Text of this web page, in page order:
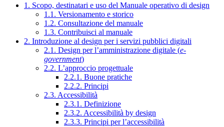
1. Scopo, destinatari e uso del Manuale operativo di design
1.1. Versionamento e storico
1.2. Consultazione del manuale
1.3. Contribuisci al manuale
2. Introduzione al design per i servizi pubblici digitali
2.1. Design per l’amministrazione digitale (e-
government)
2.2. L’approccio progettuale
2.2.1. Buone pratiche
2.2.2. Principi
2.3. Accessibilità
2.3.1. Definizione
2.3.2. Accessibilità by design
2.3.3. Principi per l’accessibilità